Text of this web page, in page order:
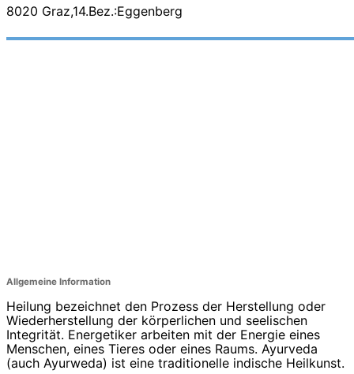
8020 Graz,14.Bez.:Eggenberg
Allgemeine Information
Heilung bezeichnet den Prozess der Herstellung oder
Wiederherstellung der körperlichen und seelischen
Integrität. Energetiker arbeiten mit der Energie eines
Menschen, eines Tieres oder eines Raums. Ayurveda
(auch Ayurweda) ist eine traditionelle indische Heilkunst.